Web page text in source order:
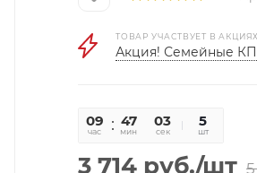
ТОВАР УЧАСТВУЕТ В АКЦИЯХ
Акция! Семейные
09
час
47
мин
02
сек
5
шт
3 714 руб./шт